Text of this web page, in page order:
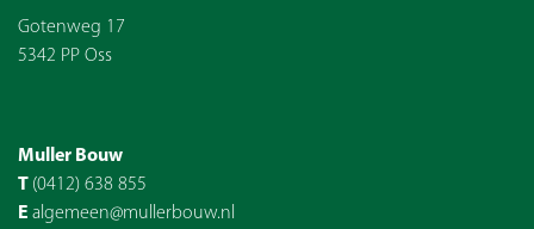
Gotenweg 17
5342 PP Oss
Muller Bouw
T (0412) 638 855
E algemeen@mullerbouw.nl